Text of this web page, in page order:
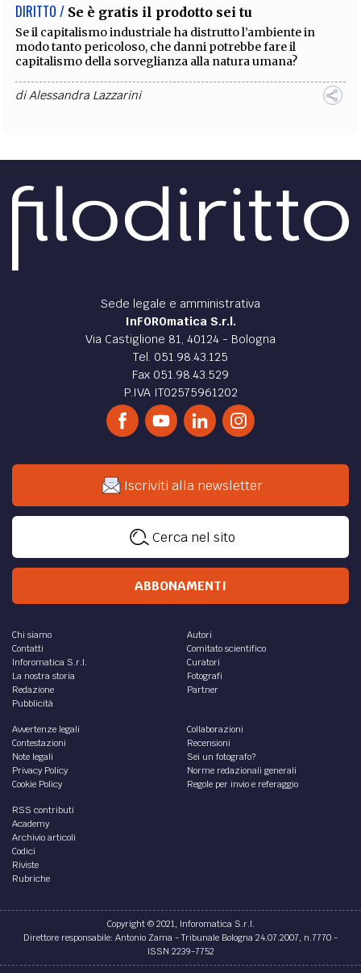
DIRITTO / Se è gratis il prodotto sei tu
Se il capitalismo industriale ha distrutto l’ambiente in
modo tanto pericoloso, che danni potrebbe fare il
capitalismo della sorveglianza alla natura umana?
diAlessandra Lazzarini
Sede legale e amministrativa
InFOROmatica S.r.l.
Via Castiglione 81, 40124 - Bologna
Tel. 051.98.43.125
Fax 051.98.43.529
P.IVA IT02575961202
Iscriviti alla newsletter
Cerca nel sito
ABBONAMENTI
Chi siamo
Contatti
Inforomatica S.r.l.
La nostra storia
Redazione
Pubblicità
Autori
Comitato scientifico
Curatori
Fotografi
Partner
Avvertenze legali
Contestazioni
Note legali
Privacy Policy
Cookie Policy
Collaborazioni
Recensioni
Sei un fotografo?
Norme redazionali generali
Regole per invio e referaggio
RSS contributi
Academy
Archivio articoli
Codici
Riviste
Rubriche
Copyright © 2021, Inforomatica S.r.l.
Direttore responsabile: Antonio Zama - Tribunale Bologna 24.07.2007, n.7770 -
ISSN 2239-7752